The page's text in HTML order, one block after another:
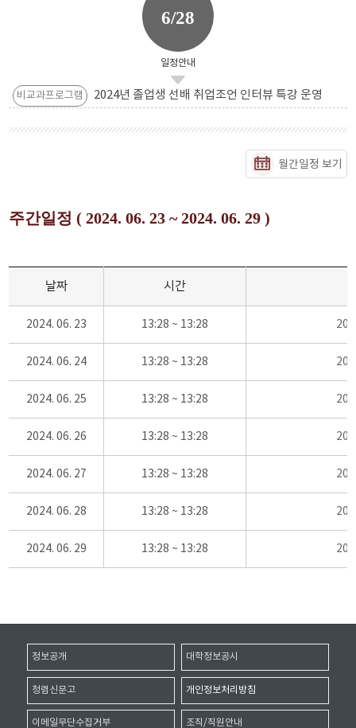
6/28
일정안내
비교과프로그램 2024년 졸업생 선배 취업조언 인터뷰 특강 운영
월간일정 보기
주간일정 ( 2024. 06. 23 ~ 2024. 06. 29 )
날짜 시간
2024. 06. 23 13:28 ~ 13:28
2024. 06. 24 13:28 ~ 13:28
2024. 06. 25 13:28 ~ 13:28
2024. 06. 26 13:28 ~ 13:28
2024. 06. 27 13:28 ~ 13:28
2024. 06. 28 13:28 ~ 13:28
2024. 06. 29 13:28 ~ 13:28
정보공개 대학정보공시
청렴신문고 개인정보처리방침
이메일무단수집거부 조직/직원안내